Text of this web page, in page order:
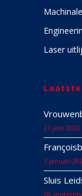
Laser
21 juni 2022
7 januari
Sluis
28